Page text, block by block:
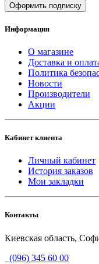
Оформить подписку
Информация
О магазине
Доставка и
Политика
Новости
Производители
Акции
Кабинет клиента
Личный кабинет
История заказов
Мои закладки
Контакты
Киевская область,
(096) 345 60 00